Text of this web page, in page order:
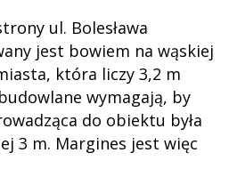
ul. Bolesława
jest bowiem na wąskiej
która liczy 3,2 m
wymagają, by
do obiektu była
3 m. Margines jest więc